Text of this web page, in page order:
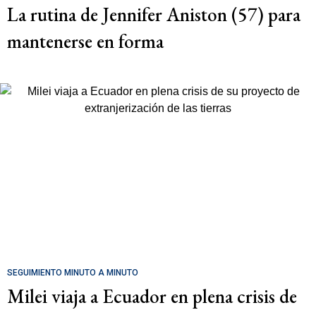
La rutina de Jennifer Aniston (57) para
mantenerse en forma
SEGUIMIENTO MINUTO A MINUTO
Milei viaja a Ecuador en plena crisis de